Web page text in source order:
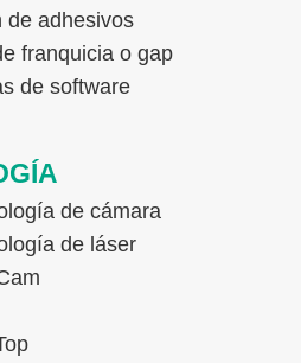
de adhesivos
franquicia o gap
de software
de cámara
de láser